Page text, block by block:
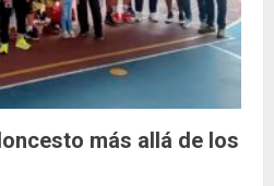
más allá de los